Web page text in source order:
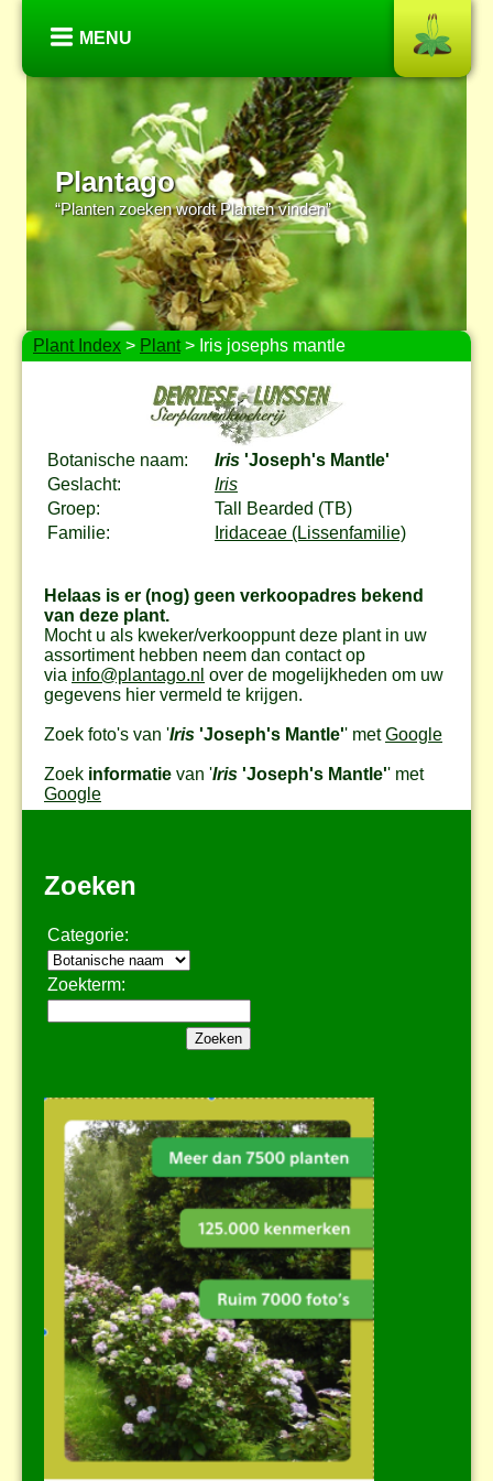
MENU
Plantago
“Planten zoeken wordt Planten vinden”
Plant Index > Plant> Iris josephs mantle
Botanische naam: Iris 'Joseph's Mantle'
Geslacht:
Iris
Groep:
Tall Bearded (TB)
Familie:
Iridaceae (Lissenfamilie)
Helaas is er (nog) geen verkoopadres bekend
van deze plant.
Mocht u als kweker/verkooppunt deze plant in uw
assortiment hebben neem dan contact op
via info@plantago.nl over de mogelijkheden om uw
gegevens hier vermeld te krijgen.
Zoek foto's van 'Iris 'Joseph's Mantle'' metGoogle
Zoek informatie van 'Iris 'Joseph's Mantle'' met
Google
Zoeken
Categorie:
Zoekterm: